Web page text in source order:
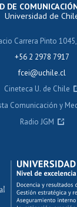
DE
Universidad de
Carrera Pinto
+56 2 2978 7917
fcei@uchile.cl
Cineteca U. de Chile
Comunicación y
Radio JGM